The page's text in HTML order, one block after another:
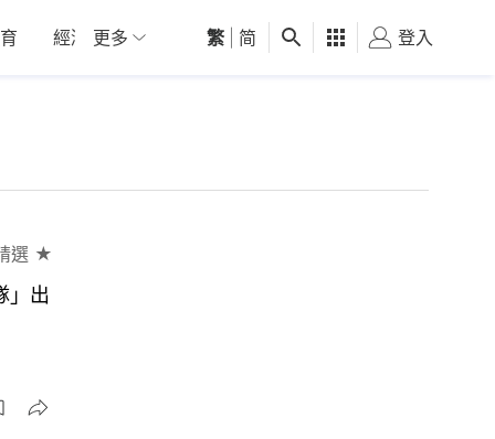
經濟 01深圳 觀點 健康 好食玩飛
更多 繁 简 登入
選 ★
」出